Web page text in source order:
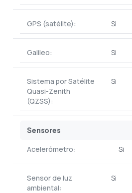
GPS (satélite): Si
Galileo: Si
Sistema por Satélite
Quasi-Zenith
(QZSS):
Si
Sensores
Acelerómetro: Si
Sensor de luz
ambiental:
Si